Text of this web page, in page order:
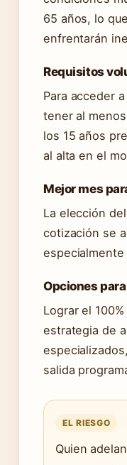
65 años, lo
enfrentarán
Requisitos
Para acceder
tener al
los 15 años
al alta en el
Mejor mes
La elección
cotización se
Opciones
Lograr el
estrategia de
salida
EL RIESGO
Quien